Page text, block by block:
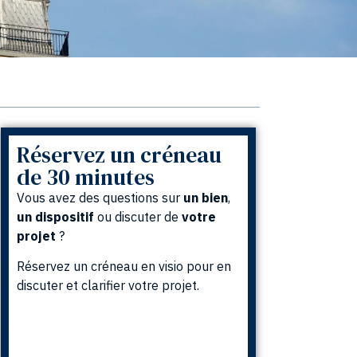
Réservez un créneau
de 30 minutes
Vous avez des questions sur
un dispositifou discuter de votre
projet?
discuter et clarifier votre projet.